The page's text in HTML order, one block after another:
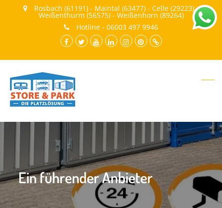
Rosbach (61191) - Maintal (63477) - Celle (29223) -
Weißenthurm (56575) - Weißenhorn (89264)
Hotline - 06003 497 9946
Richtlinie
Ein führender Anbieter